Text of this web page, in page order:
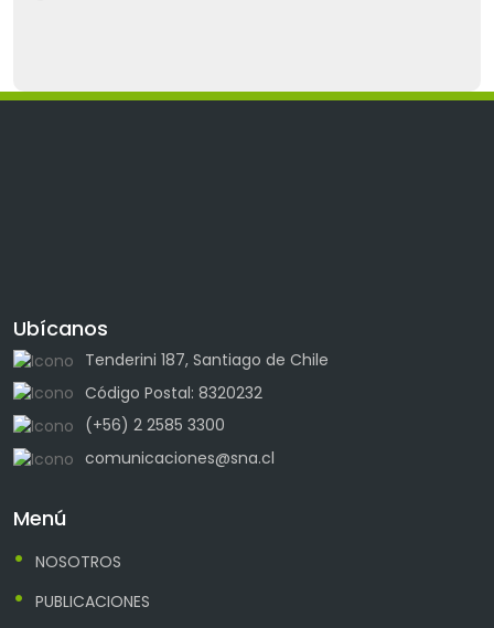
Ubícanos
Tenderini 187, Santiago de Chile
Código Postal: 8320232
(+56) 2 2585 3300
comunicaciones@sna.cl
Menú
NOSOTROS
PUBLICACIONES